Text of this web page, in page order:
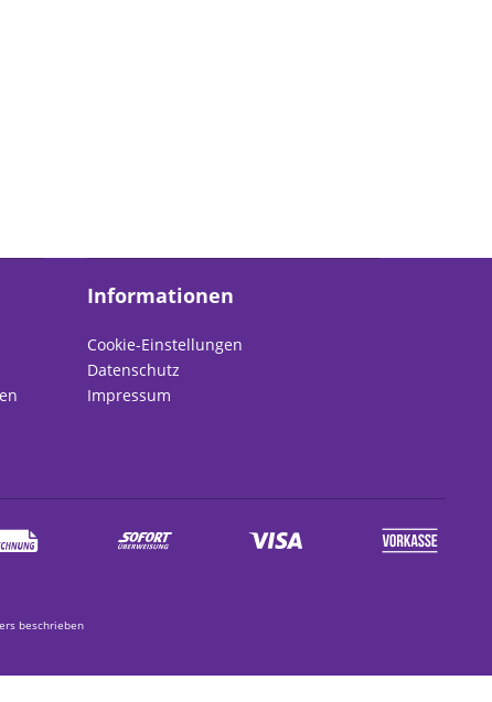
Informationen
Cookie-Einstellungen
Datenschutz
Impressum
beschrieben